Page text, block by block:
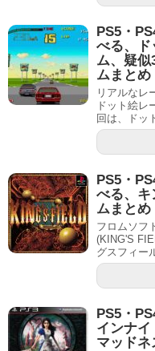
PS5・
べる、ド
ム、疑
ムまとめ
リアルなレ
ドット絵レ
回は、ドッ
PS5・
べる、キ
ムまとめ
フロムソフ
(KING'S
グスフィー
PS5・
インナ
マッド